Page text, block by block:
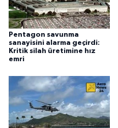
Pentagon savunma
sanayisini alarma geçirdi:
Kritik silah üretimine hız
emri